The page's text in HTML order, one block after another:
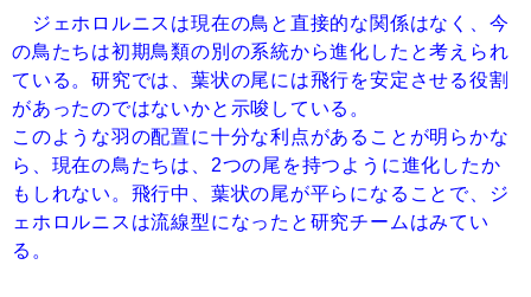
ジェホロルニスは現在の鳥と直接的な関係はなく、今
の鳥たちは初期鳥類の別の系統から進化したと考えられ
ている。研究では、葉状の尾には飛行を安定させる役割
があったのではないかと示唆している。
このような羽の配置に十分な利点があることが明らかな
ら、現在の鳥たちは、2つの尾を持つように進化したか
もしれない。飛行中、葉状の尾が平らになることで、ジ
ェホロルニスは流線型になったと研究チームはみてい
る。